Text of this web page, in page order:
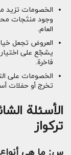
الخصومات تزيد
وجود منتَجات
العام.
العروض تجعل
يشجّع على
فاخرة.
الخصومات على
تخرج أو حفلات
الأسئلة
تركواز